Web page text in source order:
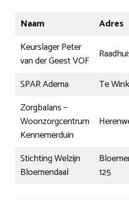
Naam Adres
Keurslager Peter
van der Geest VOF
SPAR Adema
Te
Zorgbalans –
Woonzorgcentrum
Kennemerduin
Stichting Welzijn
Bloemendaal
125